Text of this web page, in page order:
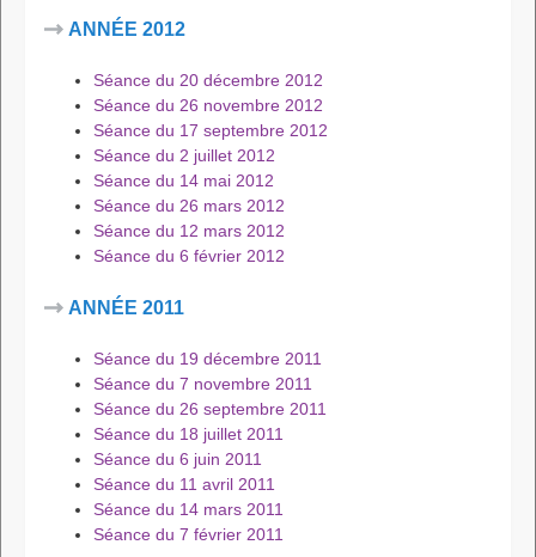
ANNÉE 2012
Séance du 20 décembre 2012
Séance du 26 novembre 2012
Séance du 17 septembre 2012
Séance du 2 juillet 2012
Séance du 14 mai 2012
Séance du 26 mars 2012
Séance du 12 mars 2012
Séance du 6 février 2012
ANNÉE 2011
Séance du 19 décembre 2011
Séance du 7 novembre 2011
Séance du 26 septembre 2011
Séance du 18 juillet 2011
Séance du 6 juin 2011
Séance du 11 avril 2011
Séance du 14 mars 2011
Séance du 7 février 2011